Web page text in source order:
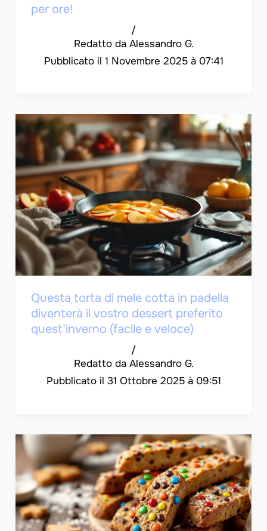
per ore!
Alessandro G.
/
1 Novembre 2025 à 07:41
Questa torta di mele cotta in padella
diventerà il vostro dessert preferito
quest’inverno (facile e veloce)
Alessandro G.
/
31 Ottobre 2025 à 09:51